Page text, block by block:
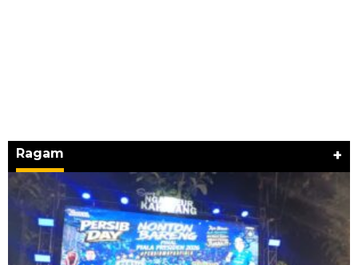
Ragam +